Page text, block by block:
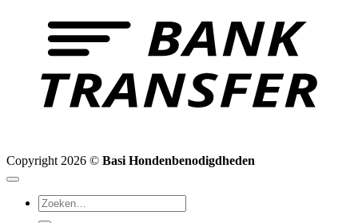
Copyright 2026 © Basi Hondenbenodigdheden
Zoeken
naar: